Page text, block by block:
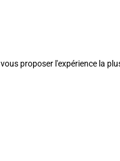
proposer l'expérience la